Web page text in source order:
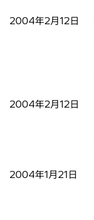
2004年2月12日
2004年2月12日
2004年1月21日